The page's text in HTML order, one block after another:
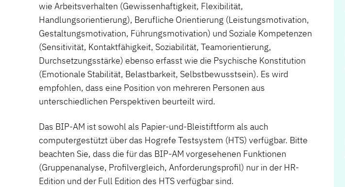
wie Arbeitsverhalten (Gewissenhaftigkeit, Flexibilität,
Handlungsorientierung), Berufliche Orientierung (Leistungsmotivation,
Gestaltungsmotivation, Führungsmotivation) und Soziale Kompetenzen
(Sensitivität, Kontaktfähigkeit, Soziabilität, Teamorientierung,
Durchsetzungsstärke) ebenso erfasst wie die Psychische Konstitution
(Emotionale Stabilität, Belastbarkeit, Selbstbewusstsein). Es wird
empfohlen, dass eine Position von mehreren Personen aus
unterschiedlichen Perspektiven beurteilt wird.
Das BIP-AM ist sowohl als Papier-und-Bleistiftform als auch
computergestützt über das Hogrefe Testsystem (HTS) verfügbar. Bitte
beachten Sie, dass die für das BIP-AM vorgesehenen Funktionen
(Gruppenanalyse, Profilvergleich, Anforderungsprofil) nur in der HR-
Edition und der Full Edition des HTS verfügbar sind.